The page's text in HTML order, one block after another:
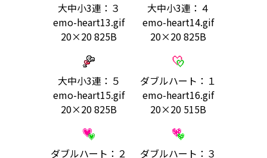
大中小3連：３
emo-heart13.gif
20×20 825B
大中小3連：４
emo-heart14.gif
20×20 825B
大中小3連：５
emo-heart15.gif
20×20 825B
ダブルハート：１
emo-heart16.gif
20×20 515B
ダブルハート：２
ダブルハート：３